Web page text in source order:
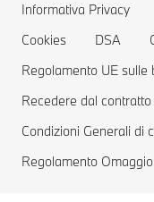
Costi delle auto
Vetture Plug-in
Informativa Privacy
Cookies
DSA
Regolamento UE sulle
Recedere dal contratto
Condizioni Generali di
Regolamento